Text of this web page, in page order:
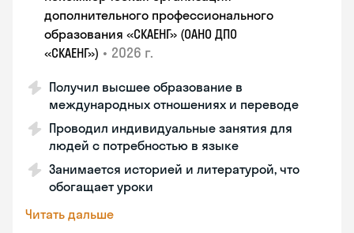
дополнительного профессионального
образования «СКАЕНГ» (ОАНО ДПО
«СКАЕНГ») • 2026 г.
Получил высшее образование в
международных отношениях и переводе
Проводил индивидуальные занятия для
людей с потребностью в языке
Занимается историей и литературой, что
обогащает уроки
Читать дальше